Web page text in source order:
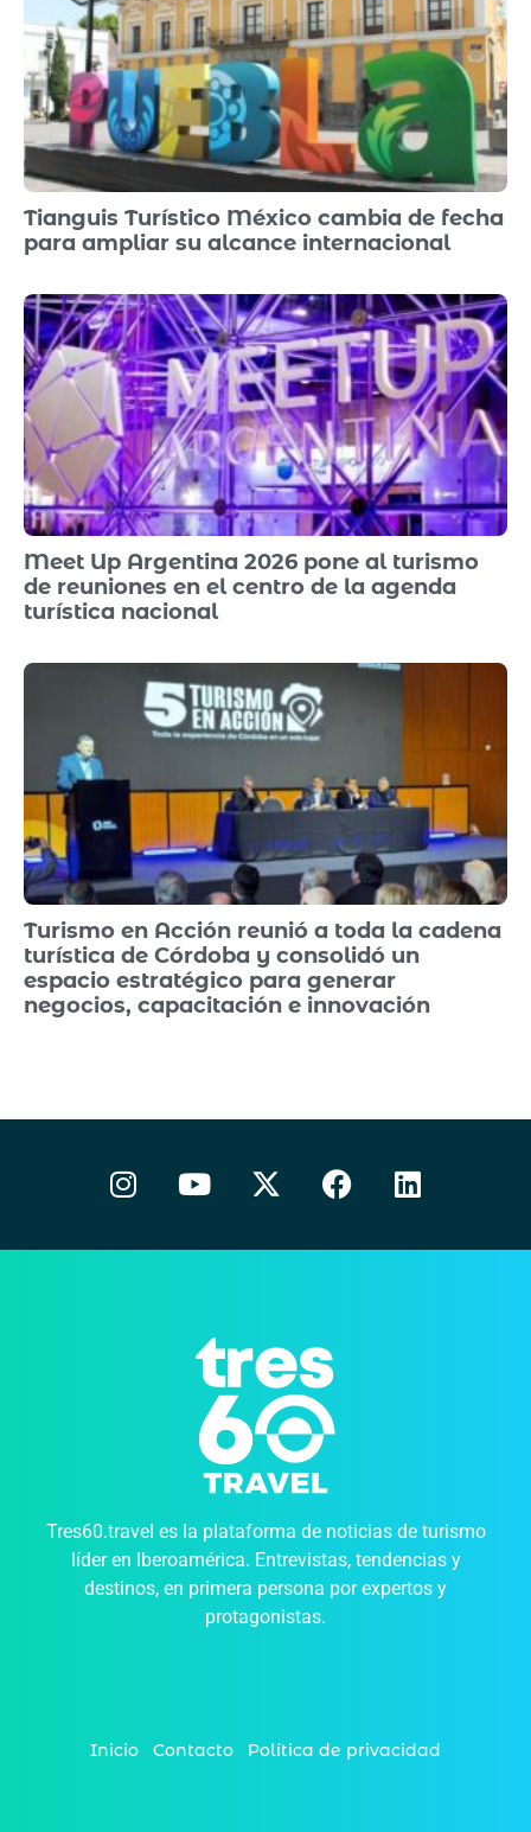
Tianguis Turístico México cambia de fecha
para ampliar su alcance internacional
Meet Up Argentina 2026 pone al turismo
de reuniones en el centro de la agenda
turística nacional
Turismo en Acción reunió a toda la cadena
turística de Córdoba y consolidó un
espacio estratégico para generar
negocios, capacitación e innovación
Tres60.travel es la plataforma de noticias de turismo
líder en Iberoamérica. Entrevistas, tendencias y
destinos, en primera persona por expertos y
protagonistas.
Inicio Contacto Política de privacidad